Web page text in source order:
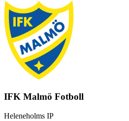
IFK Malmö Fotboll
Heleneholms IP